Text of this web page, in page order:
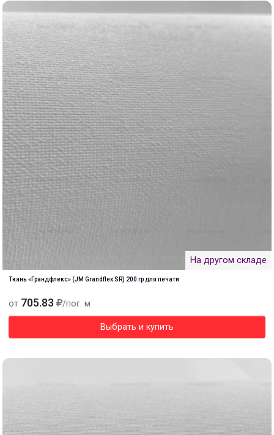
На другом складе
Ткань «Грандфлекс» (JM Grandflex SR) 200 гр для печати
от 705.83 /пог. м
Выбрать и купить